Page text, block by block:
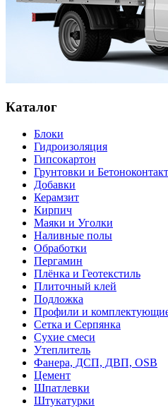
Каталог
Блоки
Гидроизоляция
Гипсокартон
Грунтовки и
Добавки
Керамзит
Кирпич
Маяки и Уголки
Наливные полы
Обработки
Пергамин
Плёнка и Геотекстиль
Плиточный клей
Подложка
Профили и
Сетка и Серпянка
Сухие смеси
Утеплитель
Фанера, ДСП, ДВП, OSB
Цемент
Шпатлевки
Штукатурки